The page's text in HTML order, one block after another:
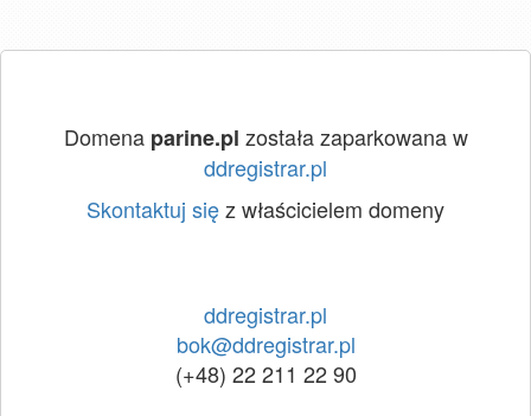
Domena parine.pl została zaparkowana w
ddregistrar.pl
Skontaktuj sięz właścicielem domeny
ddregistrar.pl
bok@ddregistrar.pl
(+48) 22 211 22 90